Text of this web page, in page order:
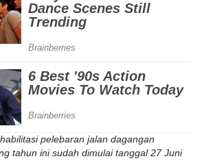
pelebaran jalan dagangan
tahun ini sudah dimulai tanggal 27 Juni